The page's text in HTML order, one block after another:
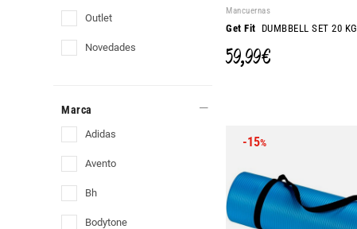
Mancuernas
Get Fit DUMBBELL SET 20 KG
59,99 €
-15%
outlet
novedades
Marca
adidas
avento
bh
bodytone